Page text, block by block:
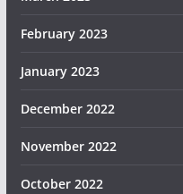
February 2023
January 2023
December 2022
November 2022
October 2022